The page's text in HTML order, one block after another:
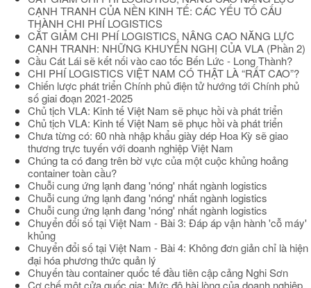
CẠNH TRANH CỦA NỀN KINH TẾ: CÁC YẾU TỐ CẤU
THÀNH CHI PHÍ LOGISTICS
CẮT GIẢM CHI PHÍ LOGISTICS, NÂNG CAO NĂNG LỰC
CẠNH TRANH: NHỮNG KHUYẾN NGHỊ CỦA VLA (Phần 2)
Cầu Cát Lái sẽ kết nối vào cao tốc Bến Lức - Long Thành?
CHI PHÍ LOGISTICS VIỆT NAM CÓ THẬT LÀ “RẤT CAO”?
Chiến lược phát triển Chính phủ điện tử hướng tới Chính phủ
số giai đoạn 2021-2025
Chủ tịch VLA: Kinh tế Việt Nam sẽ phục hồi và phát triển
Chủ tịch VLA: Kinh tế Việt Nam sẽ phục hồi và phát triển
Chưa từng có: 60 nhà nhập khẩu giày dép Hoa Kỳ sẽ giao
thương trực tuyến với doanh nghiệp Việt Nam
Chúng ta có đang trên bờ vực của một cuộc khủng hoảng
container toàn cầu?
Chuỗi cung ứng lạnh đang 'nóng' nhất ngành logistics
Chuỗi cung ứng lạnh đang 'nóng' nhất ngành logistics
Chuỗi cung ứng lạnh đang 'nóng' nhất ngành logistics
Chuyển đổi số tại Việt Nam - Bài 3: Đáp áp vận hành 'cỗ máy'
khủng
Chuyển đổi số tại Việt Nam - Bài 4: Không đơn giản chỉ là hiện
đại hóa phương thức quản lý
Chuyến tàu container quốc tế đầu tiên cập cảng Nghi Sơn
Cơ chế một cửa quốc gia: Mức độ hài lòng của doanh nghiệp